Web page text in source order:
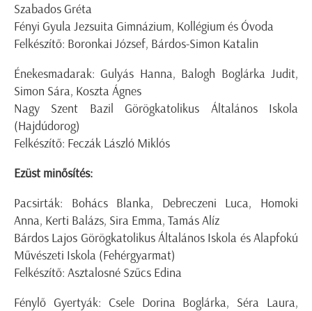
Szabados Gréta
Fényi Gyula Jezsuita Gimnázium, Kollégium és Óvoda
Felkészítő: Boronkai József, Bárdos-Simon Katalin
Énekesmadarak: Gulyás Hanna, Balogh Boglárka Judit,
Simon Sára, Koszta Ágnes
Nagy Szent Bazil Görögkatolikus Általános Iskola
(Hajdúdorog)
Felkészítő: Feczák László Miklós
Ezüst minősítés:
Pacsirták: Bohács Blanka, Debreczeni Luca, Homoki
Anna, Kerti Balázs, Sira Emma, Tamás Alíz
Bárdos Lajos Görögkatolikus Általános Iskola és Alapfokú
Művészeti Iskola (Fehérgyarmat)
Felkészítő: Asztalosné Szűcs Edina
Fénylő Gyertyák: Csele Dorina Boglárka, Séra Laura,